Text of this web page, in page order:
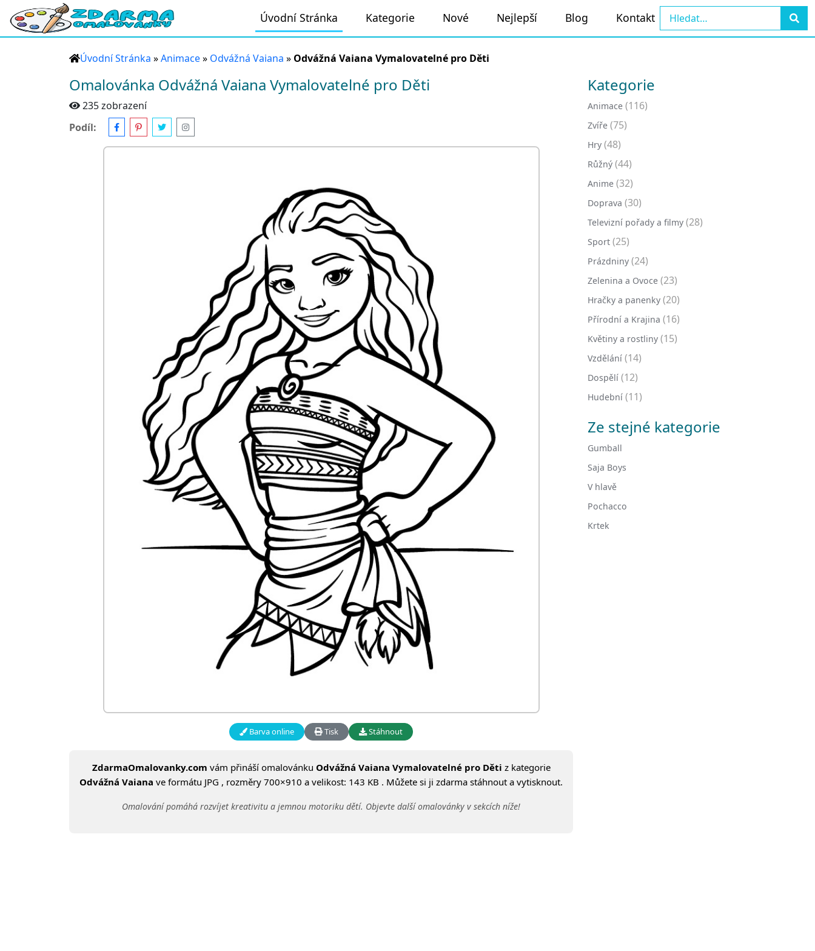
Úvodní Stránka Kategorie Nové Nejlepší Blog Kontakt
Úvodní Stránka »Animace» Odvážná Vaiana » Odvážná Vaiana Vymalovatelné pro Děti
Omalovánka Odvážná Vaiana Vymalovatelné pro Děti
235 zobrazení
Podíl:
Barva online Tisk Stáhnout
ZdarmaOmalovanky.com vám přináší omalovánku Odvážná Vaiana Vymalovatelné pro Děti z kategorie
Odvážná Vaiana ve formátu JPG , rozměry 700×910 a velikost: 143 KB . Můžete si ji zdarma stáhnout a vytisknout.
Omalování pomáhá rozvíjet kreativitu a jemnou motoriku dětí. Objevte další omalovánky v sekcích níže!
Kategorie
Animace (116)
Zvíře (75)
Hry (48)
Růžný (44)
Anime (32)
Doprava (30)
Televizní pořady a filmy (28)
Sport (25)
Prázdniny (24)
Zelenina a Ovoce (23)
Hračky a panenky (20)
Přírodní a Krajina (16)
Květiny a rostliny (15)
Vzdělání (14)
Dospělí (12)
Hudební (11)
Ze stejné kategorie
Gumball
Saja Boys
V hlavě
Pochacco
Krtek